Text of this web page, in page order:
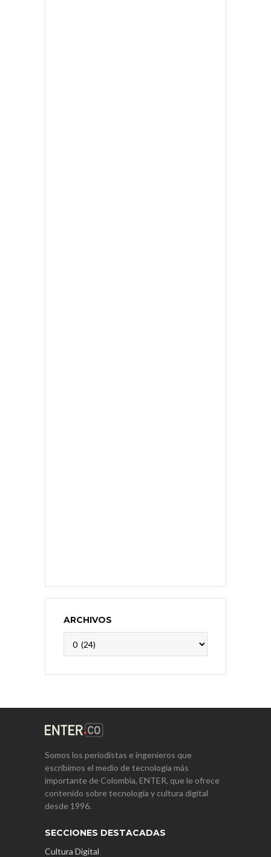
ARCHIVOS
Somos los periodistas e ingenieros que
escribimos el medio de tecnología más
importante de Colombia, ENTER, que le ofrece
contenido sobre tecnología y cultura digital
desde 1996.
SECCIONES DESTACADAS
Cultura Digital